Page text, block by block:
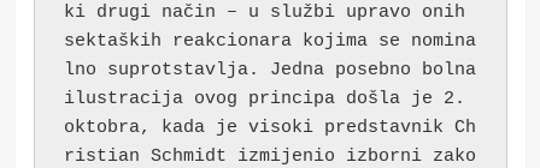
ki drugi način – u službi upravo onih
sektaških reakcionara kojima se nomina
lno suprotstavlja. Jedna posebno bolna
ilustracija ovog principa došla je 2.
oktobra, kada je visoki predstavnik Ch
ristian Schmidt izmijenio izborni zako